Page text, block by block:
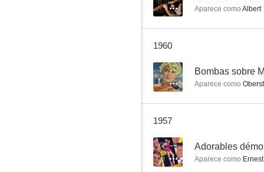
Aparece como Albert
1960
-- Bombas sobre
Aparece como
1957
-- Adorables
Aparece como Ernest